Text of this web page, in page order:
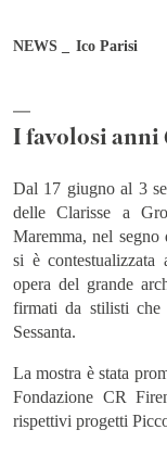
NEWS Ico Parisi
I favolosi anni
Dal 17 giugno al 3
delle Clarisse a
Maremma, nel segno
si è
opera del grande
firmati da stilisti che
Sessanta.
La mostra è stata
Fondazione CR
rispettivi progetti
Città
Dopo aver letto e
personali per le
specificate nella